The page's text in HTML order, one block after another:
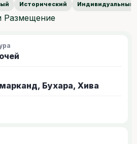
Исторический Индивидуальный
Размещение
Бухара, Хива